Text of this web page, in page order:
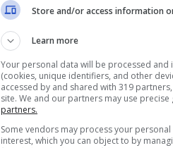
Store and/or access information
Learn more
Your personal data will be processed
(cookies, unique identifiers, and other
accessed by and shared with 319
site. We and our partners may use
partners.
Some vendors may process your
interest, which you can object to by